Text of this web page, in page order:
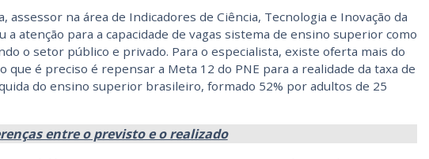
assessor na área de Indicadores de Ciência, Tecnologia e Inovação da
a atenção para a capacidade de vagas sistema de ensino superior como
o setor público e privado. Para o especialista, existe oferta mais do
que é preciso é repensar a Meta 12 do PNE para a realidade da taxa de
do ensino superior brasileiro, formado 52% por adultos de 25
entre o previsto e o realizado